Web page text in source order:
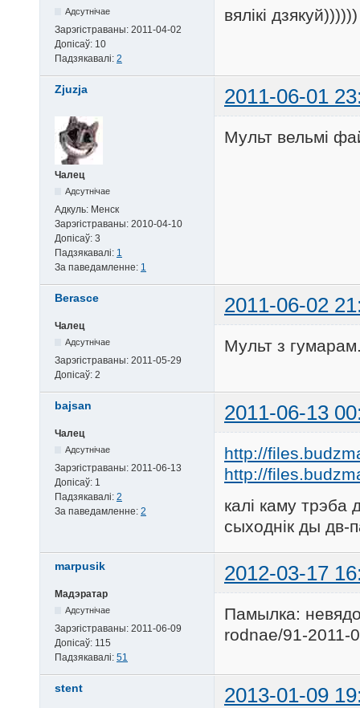
Адсутнічае
Зарэгістраваны: 2011-04-02
Допісаў: 10
Падзякавалі: 2
вялікі дзякуй))))))
Zjuzja 2011-06-01
Чалец
Адсутнічае
Адкуль: Менск
Зарэгістраваны: 2010-04-10
Допісаў: 3
Падзякавалі: 1
За паведамленне: 1
Мульт вельмі
Berasce 2011-06-02
Чалец
Адсутнічае
Зарэгістраваны: 2011-05-29
Допісаў: 2
Мульт з
bajsan 2011-06-13
Чалец
Адсутнічае
Зарэгістраваны: 2011-06-13
Допісаў: 1
Падзякавалі: 2
За паведамленне: 2
http://
http://
калi каму трэба
сыходнiк ды дв-
marpusik 2012-03-17
Мадэратар
Адсутнічае
Зарэгістраваны: 2011-06-09
Допісаў: 115
Падзякавалі: 51
Памылка:
rodnae/91-2011-
stent 2013-01-09